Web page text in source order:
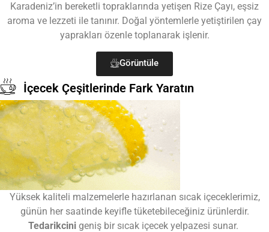
Karadeniz’in bereketli topraklarında yetişen Rize Çayı, eşsiz
aroma ve lezzeti ile tanınır. Doğal yöntemlerle yetiştirilen çay
yaprakları özenle toplanarak işlenir.
Görüntüle
İçecek Çeşitlerinde Fark Yaratın
Yüksek kaliteli malzemelerle hazırlanan sıcak içeceklerimiz,
günün her saatinde keyifle tüketebileceğiniz ürünlerdir.
Tedarikcini geniş bir sıcak içecek yelpazesi sunar.